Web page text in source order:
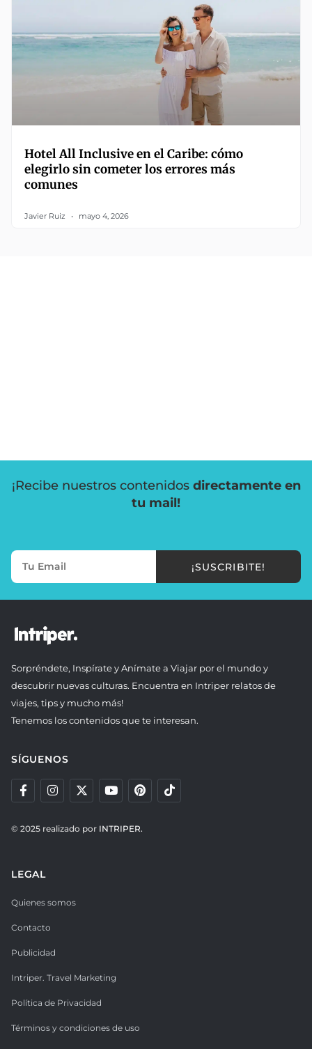
Hotel All Inclusive en el Caribe: cómo
elegirlo sin cometer los errores más
comunes
Javier Ruiz mayo 4, 2026
¡Recibe nuestros contenidos directamente en
tu mail!
¡SUSCRIBITE!
Sorpréndete, Inspírate y Anímate a Viajar por el mundo y
descubrir nuevas culturas. Encuentra en Intriper relatos de
viajes, tips y mucho más!
Tenemos los contenidos que te interesan.
SÍGUENOS
© 2025 realizado por INTRIPER.
LEGAL
Quienes somos
Contacto
Publicidad
Intriper. Travel Marketing
Política de Privacidad
Términos y condiciones de uso